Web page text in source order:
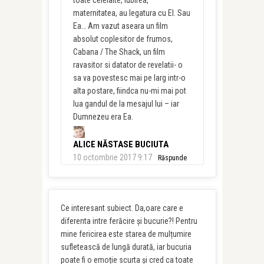
maternitatea, au legatura cu El. Sau
Ea… Am vazut aseara un film
absolut coplesitor de frumos,
Cabana / The Shack, un film
ravasitor si datator de revelatii- o
sa va povestesc mai pe larg intr-o
alta postare, fiindca nu-mi mai pot
lua gandul de la mesajul lui – iar
Dumnezeu era Ea.
ALICE NĂSTASE BUCIUTA
10 octombrie 2017 9:17 Răspunde
Ce interesant subiect. Da,oare care e
diferenta intre ferăcire și bucurie?! Pentru
mine fericirea este starea de mulțumire
sufletească de lungă durată, iar bucuria
poate fi o emoție scurta și cred ca toate